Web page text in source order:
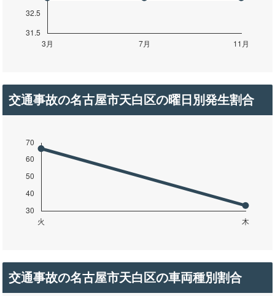
交通事故の名古屋市天白区の曜日別発生割合
交通事故の名古屋市天白区の車両種別割合